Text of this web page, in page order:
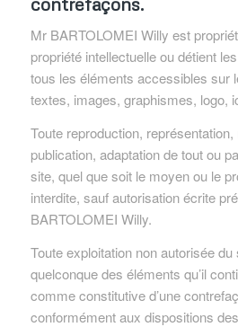
Mr BARTOLOMEI Willy est
propriété intellectuelle ou détient
tous les éléments accessibles sur
textes, images, graphismes, logo,
Toute reproduction,
publication, adaptation de tout ou
site, quel que soit le moyen ou le
interdite, sauf autorisation écrite
BARTOLOMEI Willy.
Toute exploitation non autorisée du
quelconque des éléments qu’il
comme constitutive d’une
conformément aux dispositions